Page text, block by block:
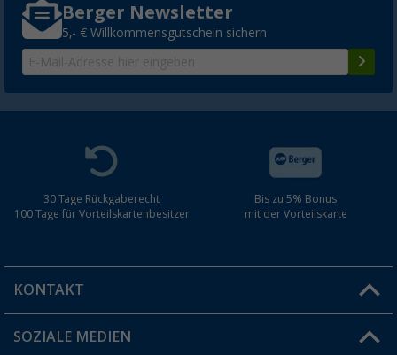
Berger Newsletter
5,- € Willkommensgutschein sichern
30 Tage Rückgaberecht
100 Tage für Vorteilskartenbesitzer
Bis zu 5% Bonus
mit der Vorteilskarte
KONTAKT
Du hast eine Frage?
SOZIALE MEDIEN